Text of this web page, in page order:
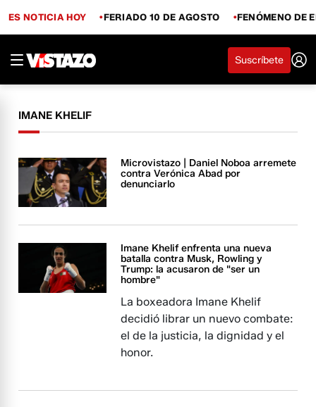
ES NOTICIA HOY FERIADO 10 DE AGOSTO FENÓMENO DE
Suscríbete
IMANE KHELIF
Microvistazo | Daniel Noboa arremete
contra Verónica Abad por
denunciarlo
Imane Khelif enfrenta una nueva
batalla contra Musk, Rowling y
Trump: la acusaron de "ser un
hombre"
La boxeadora Imane Khelif
decidió librar un nuevo combate:
el de la justicia, la dignidad y el
honor.